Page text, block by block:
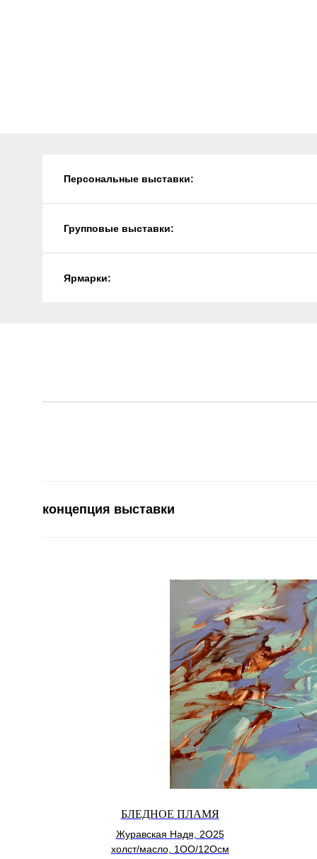
Персональные выставки:
Групповые выставки:
Ярмарки:
концепция выставки
БЛЕДНОЕ ПЛАМЯ
Журавская Надя, 2О25
холст/масло, 1ОО/12Осм